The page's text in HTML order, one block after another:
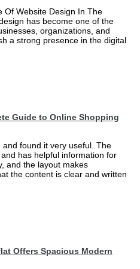
Of Website Design In The
has become one of the
organizations, and
a strong presence in the digital
Guide to Online Shopping
and found it very useful. The
has helpful information for
and the layout makes
the content is clear and written
Offers Spacious Modern